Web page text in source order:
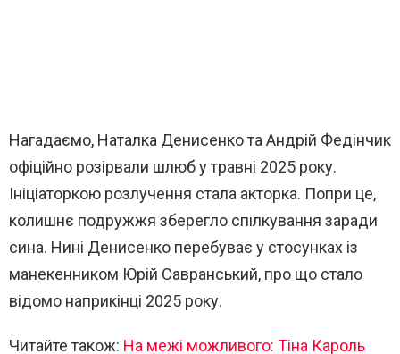
Нагадаємо, Наталка ДенисенкотаАндрій Федінчик
офіційно розірвали шлюб у травні 2025 року.
Ініціаторкою розлучення стала акторка. Попри це,
колишнє подружжя зберегло спілкування заради
сина. Нині Денисенко перебуває у стосунках із
манекенником Юрій Савранський, про що стало
відомо наприкінці 2025 року.
Читайте також: На межі можливого: Тіна Кароль